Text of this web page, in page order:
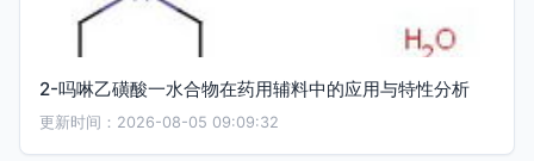
2-吗啉乙磺酸一水合物在药用辅料中的应用与特性分析
更新时间：2026-08-05 09:09:32